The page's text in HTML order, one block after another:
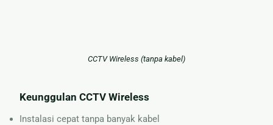
CCTV Wireless (tanpa kabel)
Keunggulan CCTV Wireless
Instalasi cepat tanpa banyak kabel